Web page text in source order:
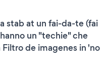
stab at un fai-da-te (fai
un "techie" che
de imagenes in 'no